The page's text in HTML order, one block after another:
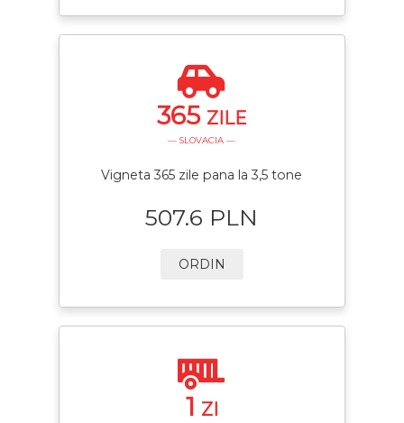
365 ZILE
— SLOVACIA —
Vigneta 365 zile pana la 3,5 tone
507.6 PLN
ORDIN
1 ZI